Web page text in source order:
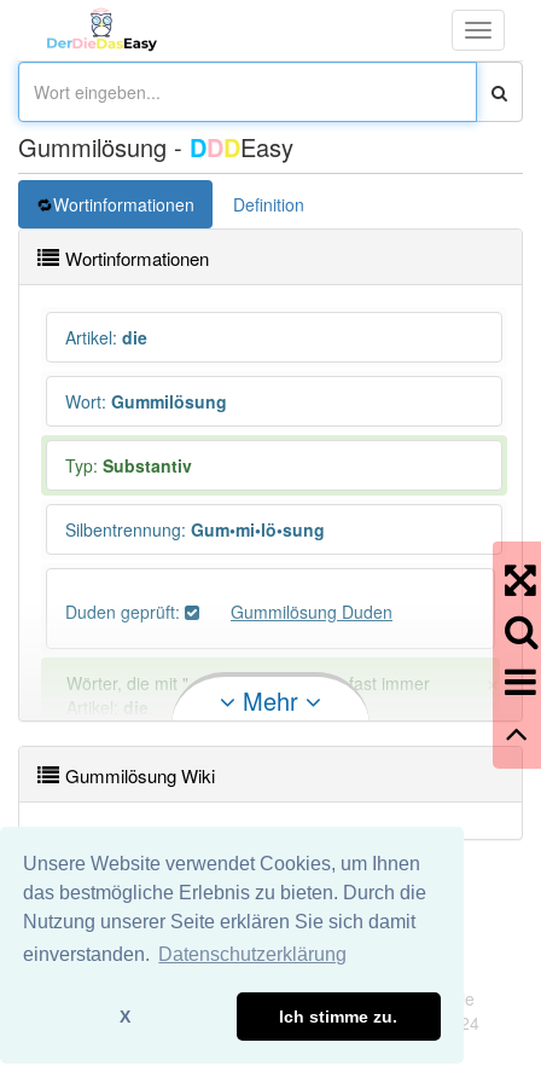
Unsere Website verwendet Cookies, um Ihnen
das bestmögliche Erlebnis zu bieten. Durch die
Nutzung unserer Seite erklären Sie sich damit
einverstanden.
Datenschutzerklärung
X Ich stimme zu.
Toggle
Gummilösung - DDDEasy
Wortinformationen Definition
Wortinformationen
Artikel: die
Wort: Gummilösung
Typ: Substantiv
Silbentrennung: Gum•mi•lö•sung
Duden geprüft: Gummilösung Duden
Wörter, die mit "-ung" enden, haben fast immer
Artikel:
die
Ausnahmen
Beispiele
DAS:2Ausnahmen Beispiele
PowerIndex:3
Häufigkeit: 2 von 10
Mehr
Gummilösung Wiki
Wir übernehmen keine Garantie und keine Haftung für die
Richtigkeit und Vollständigkeit dieser Seite. DDDEasy 2024